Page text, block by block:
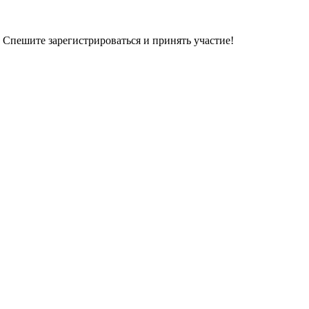
зарегистрироваться и принять участие!